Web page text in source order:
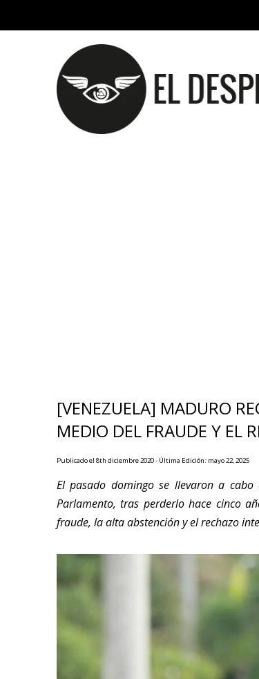
[VENEZUELA] MADURO
MEDIO DEL FRAUDE Y EL
Publicado el 8th diciembre 2020 - Última Edición: mayo 22, 2025
El pasado domingo se llevaron a cabo
Parlamento, tras perderlo hace cinco
fraude, la alta abstención y el rechazo